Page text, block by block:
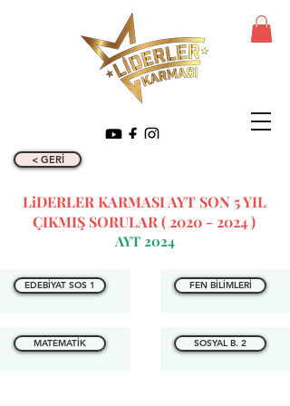
< GERİ
LiDERLER KARMASI AYT SON 5 YIL
ÇIKMIŞ SORULAR ( 2020 - 2024)
AYT 2024
EDEBİYAT SOS 1
MATEMATİK
FEN BİLİMLERİ
SOSYAL B. 2